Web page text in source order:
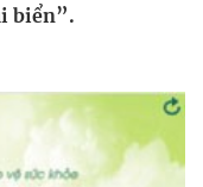
biển”.